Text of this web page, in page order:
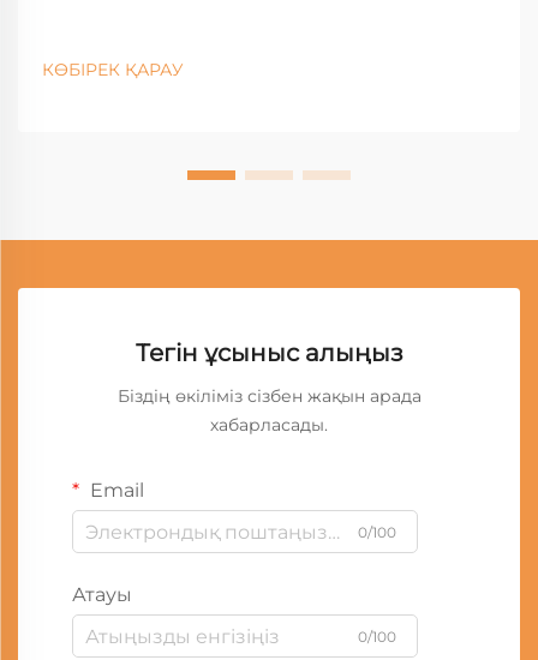
КӨБІРЕК ҚАРАУ
Тегін ұсыныс алыңыз
Біздің өкіліміз сізбен жақын арада
хабарласады.
Email
0/100
Атауы
0/100